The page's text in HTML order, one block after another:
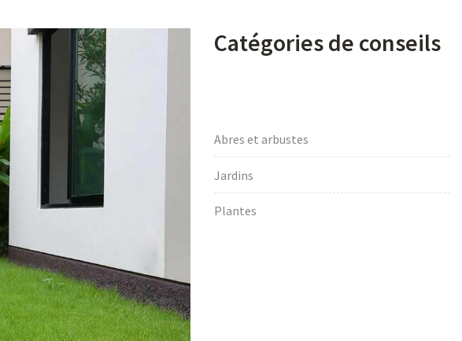
Catégories de conseils
Abres et arbustes
Jardins
Plantes